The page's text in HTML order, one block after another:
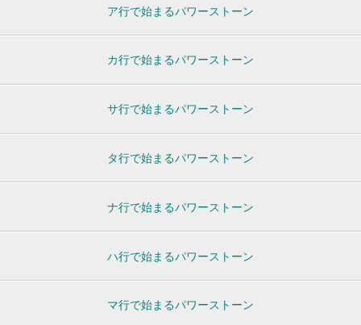
ア行で始まるパワーストーン
カ行で始まるパワーストーン
サ行で始まるパワーストーン
タ行で始まるパワーストーン
ナ行で始まるパワーストーン
ハ行で始まるパワーストーン
マ行で始まるパワーストーン